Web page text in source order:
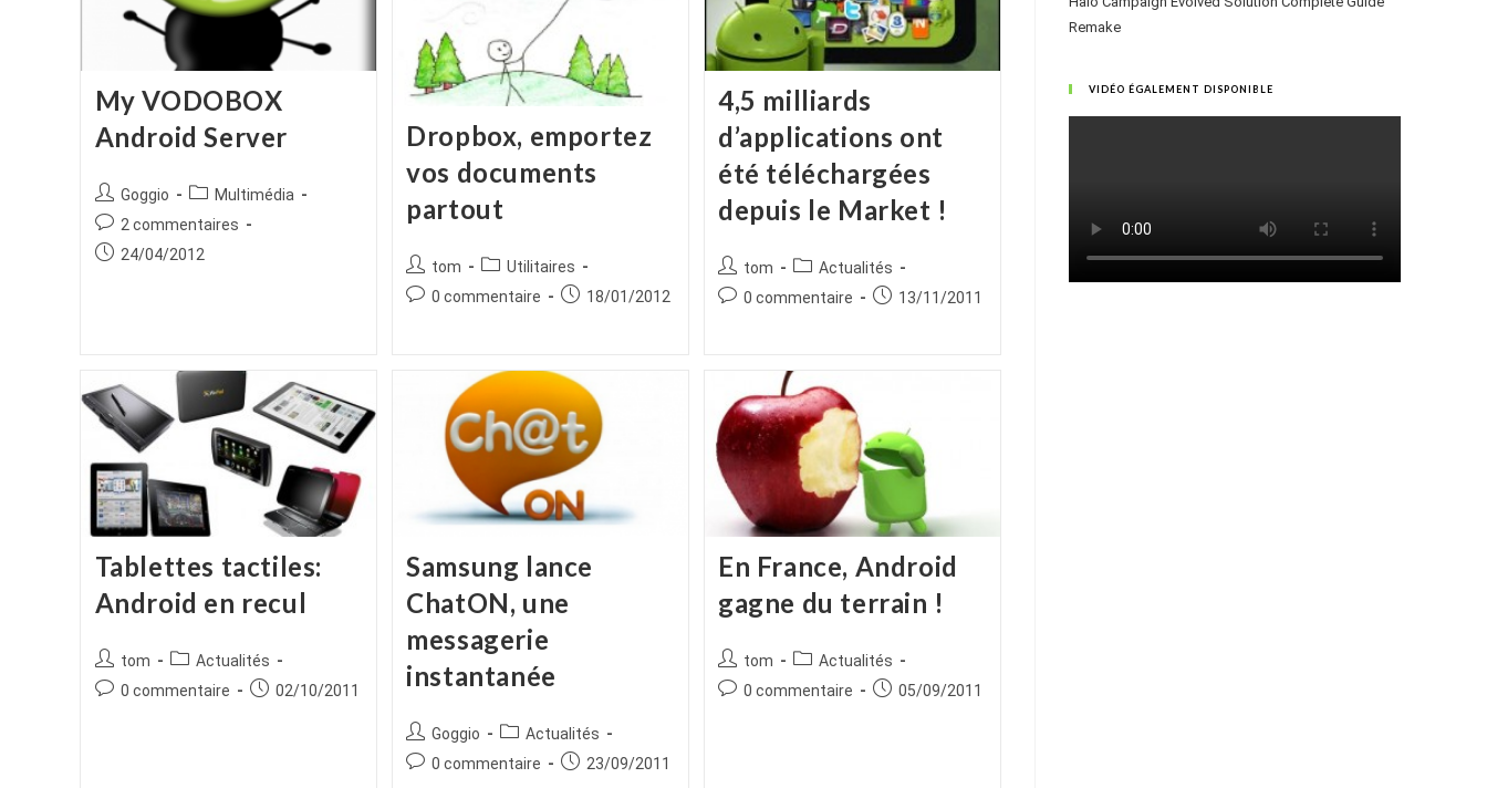
My VODOBOX
Android Server
Auteur/autrice
de
la
publication :
Goggio
Post
category:
Multimédia
Commentaires
de
2 commentaires
Publication
24/04/2012
Dropbox, emportez
vos documents
partout
Auteur/autrice
de
tom
Post
category:
Utilitaires
Commentaires
0 commentaire
Publication
18/01/2012
4,5 milliards
d’applications ont
été téléchargées
depuis le Market !
Auteur/autrice
de
tom
Post
category:
Actualités
Commentaires
0 commentaire
Publication
13/11/2011
Tablettes tactiles:
Android en recul
Auteur/autrice
de
tom
Post
category:
Actualités
Commentaires
0 commentaire
Publication
02/10/2011
Samsung lance
ChatON, une
messagerie
instantanée
Auteur/autrice
de
Goggio
Post
category:
Actualités
Commentaires
0 commentaire
Publication
23/09/2011
En France, Android
gagne du terrain !
Auteur/autrice
de
tom
Post
category:
Actualités
Commentaires
0 commentaire
Publication
05/09/2011
Remake
VIDÉO ÉGALEMENT DISPONIBLE